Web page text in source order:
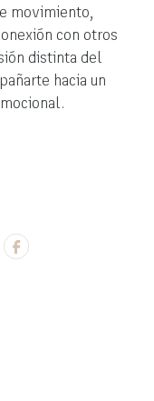
movimiento,
con otros
distinta del
hacia un